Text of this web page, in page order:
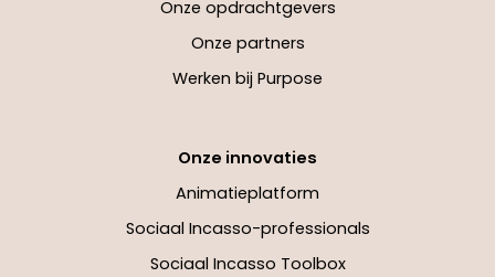
Onze opdrachtgevers
Onze partners
Werken bij Purpose
Onze innovaties
Animatieplatform
Sociaal Incasso-professionals
Sociaal Incasso Toolbox